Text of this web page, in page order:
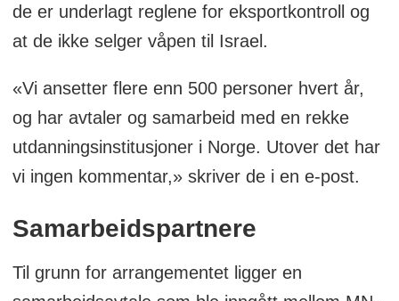
de er underlagt reglene for eksportkontroll og
at de ikke selger våpen til Israel.
«Vi ansetter flere enn 500 personer hvert år,
og har avtaler og samarbeid med en rekke
utdanningsinstitusjoner i Norge. Utover det har
vi ingen kommentar,» skriver de i en e-post.
Samarbeidspartnere
Til grunn for arrangementet ligger en